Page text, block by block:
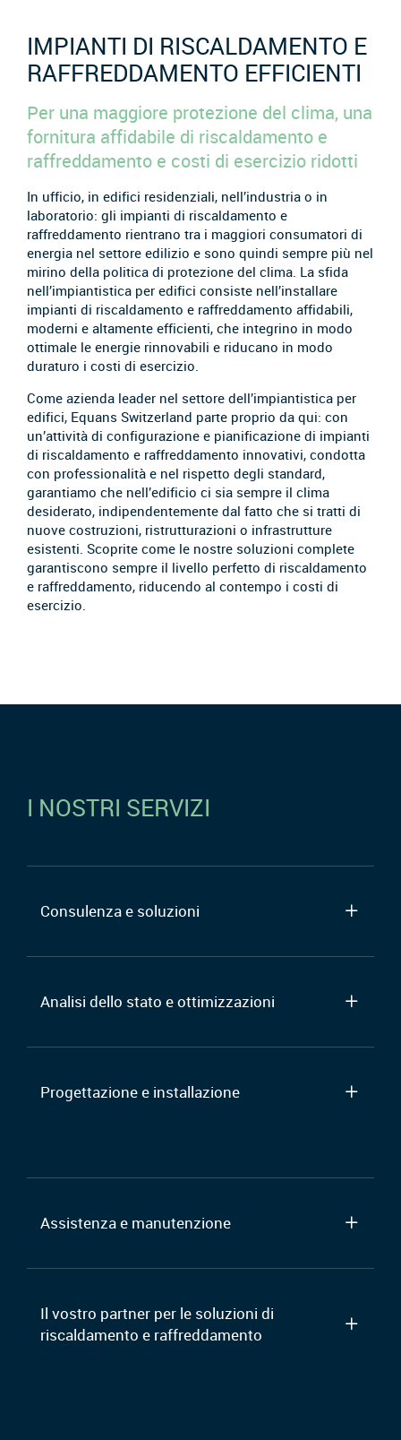
IMPIANTI DI RISCALDAMENTO E
RAFFREDDAMENTO EFFICIENTI
Per una maggiore protezione del clima, una
fornitura affidabile di riscaldamento e
raffreddamento e costi di esercizio ridotti
In ufficio, in edifici residenziali, nell’industria o in
laboratorio: gli impianti di riscaldamento e
raffreddamento rientrano tra i maggiori consumatori di
energia nel settore edilizio e sono quindi sempre più nel
mirino della politica di protezione del clima. La sfida
nell’impiantistica per edifici consiste nell’installare
impianti di riscaldamento e raffreddamento affidabili,
moderni e altamente efficienti, che integrino in modo
ottimale le energie rinnovabili e riducano in modo
duraturo i costi di esercizio.
Come azienda leader nel settore dell’impiantistica per
edifici, Equans Switzerland parte proprio da qui: con
un’attività di configurazione e pianificazione di impianti
di riscaldamento e raffreddamento innovativi, condotta
con professionalità e nel rispetto degli standard,
garantiamo che nell’edificio ci sia sempre il clima
desiderato, indipendentemente dal fatto che si tratti di
nuove costruzioni, ristrutturazioni o infrastrutture
esistenti. Scoprite come le nostre soluzioni complete
garantiscono sempre il livello perfetto di riscaldamento
e raffreddamento, riducendo al contempo i costi di
esercizio.
I NOSTRI SERVIZI
Consulenza e soluzioni
Analisi dello stato e ottimizzazioni
Progettazione e installazione
Assistenza e manutenzione
Il vostro partner per le soluzioni di
riscaldamento e raffreddamento